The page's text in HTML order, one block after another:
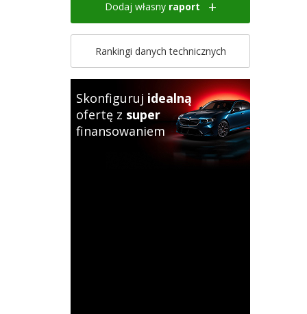
Dodaj własny raport
Rankingi danych technicznych
Skonfiguruj idealną
ofertę z super
finansowaniem